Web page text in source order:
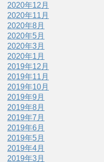
2020年12月
2020年11月
2020年8月
2020年5月
2020年3月
2020年1月
2019年12月
2019年11月
2019年10月
2019年9月
2019年8月
2019年7月
2019年6月
2019年5月
2019年4月
2019年3月